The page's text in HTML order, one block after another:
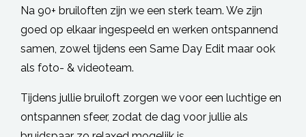
Na 90+ bruiloften zijn we een sterk team. We zijn
goed op elkaar ingespeeld en werken ontspannend
samen, zowel tijdens een Same Day Edit maar ook
als foto- & videoteam.
Tijdens jullie bruiloft zorgen we voor een luchtige en
ontspannen sfeer, zodat de dag voor jullie als